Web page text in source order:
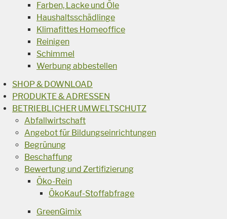
Farben, Lacke und Öle
Haushaltsschädlinge
Klimafittes Homeoffice
Reinigen
Schimmel
Werbung abbestellen
SHOP & DOWNLOAD
PRODUKTE & ADRESSEN
BETRIEBLICHER UMWELTSCHUTZ
Abfallwirtschaft
Angebot für Bildungseinrichtungen
Begrünung
Beschaffung
Bewertung und Zertifizierung
Öko-Rein
ÖkoKauf-Stoffabfrage
GreenGimix